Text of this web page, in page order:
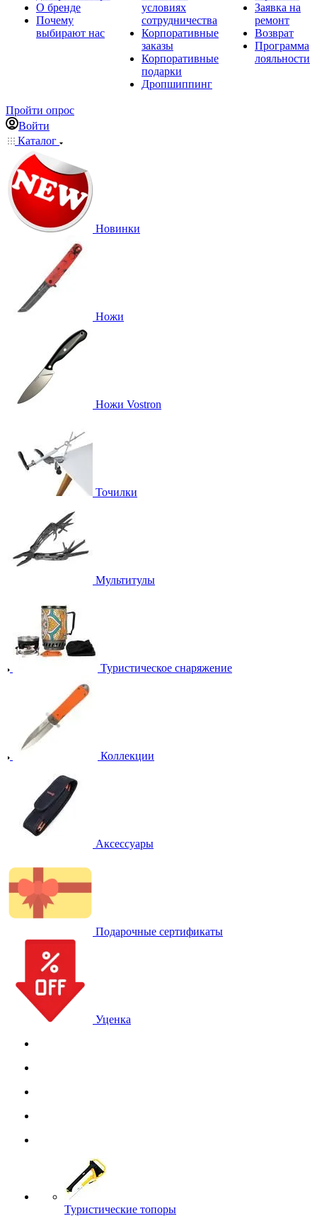
О бренде
Почему
выбирают нас
условиях
сотрудничества
Корпоративные
заказы
Корпоративные
подарки
Дропшиппинг
Заявка на
ремонт
Возврат
Программа
лояльности
Пройти опрос
Войти
Каталог
Новинки
Ножи
Ножи Vostron
Точилки
Мультитулы
Туристическое снаряжение
Коллекции
Аксессуары
Подарочные сертификаты
Уценка
Туристические топоры